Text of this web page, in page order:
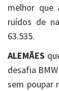
melhor que
ruídos de
63.535.
ALEMÃES
desafia
sem poupar